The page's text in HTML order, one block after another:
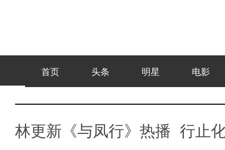
首页 头条 明星 电影
林更新《与凤行》热播 行止